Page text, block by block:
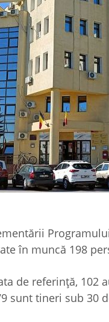
în muncă 198
de referință, 102
sunt tineri sub 30